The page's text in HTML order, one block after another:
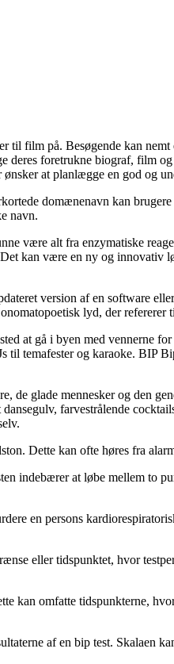
til film på. Besøgende kan
foretrukne biograf, film
at planlægge en god og
domænenavn kan
navn.
være alt fra enzymatiske
kan være en ny og
version af en software
lyd, der refererer
at gå i byen med vennerne
temafester og karaoke. BIP
glade mennesker og den
farvestrålende
Dette kan ofte høres fra
indebærer at løbe mellem to
en persons
eller tidspunktet, hvor
kan omfatte tidspunkterne,
af en bip test. Skalaen